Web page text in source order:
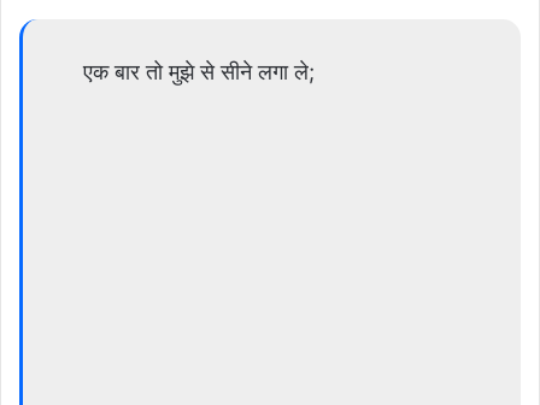
एक बार तो मुझे से सीने लगा ले;